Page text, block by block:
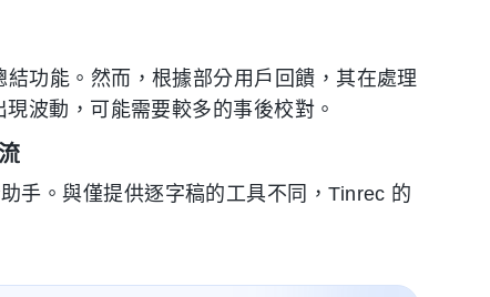
功能。然而，根據部分用戶回饋，其在處理
波動，可能需要較多的事後校對。
手。與僅提供逐字稿的工具不同，Tinrec 的